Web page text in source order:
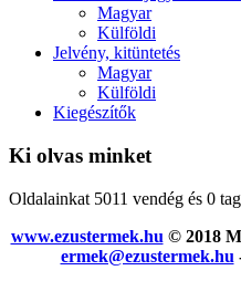
Magyar
Külföldi
Jelvény, kitüntetés
Magyar
Külföldi
Kiegészítők
Ki olvas minket
Oldalainkat 5011 vendég és 0
www.ezustermek.hu © 2018
ermek@ezustermek.hu